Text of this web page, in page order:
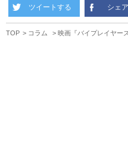
ツイートする シェ
TOP コラム 映画『バイプレイヤー